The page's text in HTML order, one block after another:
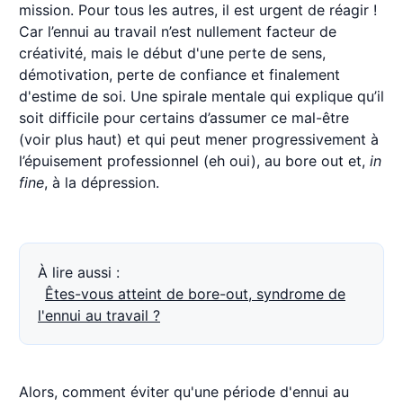
mission. Pour tous les autres, il est urgent de réagir !
Car l’ennui au travail n’est nullement facteur de
créativité, mais le début d'une perte de sens,
démotivation, perte de confiance et finalement
d'estime de soi. Une spirale mentale qui explique qu’il
soit difficile pour certains d’assumer ce mal-être
(voir plus haut) et qui peut mener progressivement à
l’épuisement professionnel (eh oui), au bore out et, in
fine, à la dépression.
À lire aussi :
Êtes-vous atteint de bore-out, syndrome de
l'ennui au travail ?
Alors, comment éviter qu'une période d'ennui au